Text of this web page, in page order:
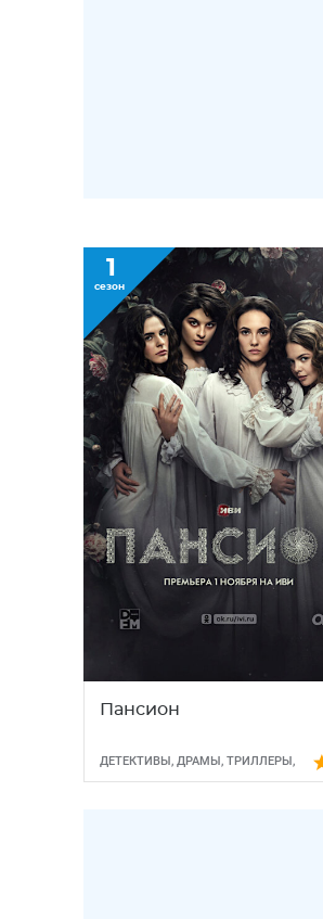
1
сезон
Пансион
ДЕТЕКТИВЫ , ДРАМЫ , ТРИЛЛЕРЫ ,
УЖАСЫ